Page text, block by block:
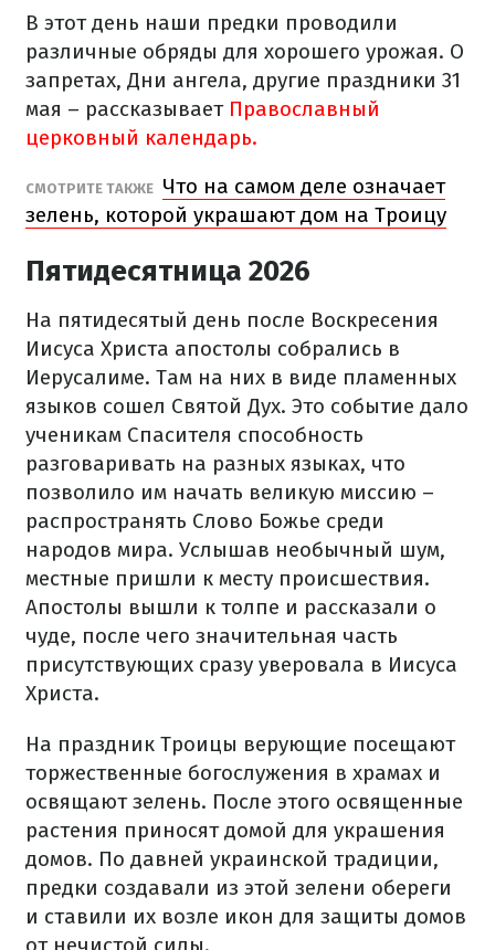
В этот день наши предки проводили
различные обряды для хорошего урожая. О
запретах, Дни ангела, другие праздники 31
мая – рассказывает Православный
церковный календарь.
СМОТРИТЕ ТАКЖЕ Что на самом деле означает
зелень, которой украшают дом на Троицу
Пятидесятница 2026
На пятидесятый день после Воскресения
Иисуса Христа апостолы собрались в
Иерусалиме. Там на них в виде пламенных
языков сошел Святой Дух. Это событие дало
ученикам Спасителя способность
разговаривать на разных языках, что
позволило им начать великую миссию –
распространять Слово Божье среди
народов мира. Услышав необычный шум,
местные пришли к месту происшествия.
Апостолы вышли к толпе и рассказали о
чуде, после чего значительная часть
присутствующих сразу уверовала в Иисуса
Христа.
На праздник Троицы верующие посещают
торжественные богослужения в храмах и
освящают зелень. После этого освященные
растения приносят домой для украшения
домов. По давней украинской традиции,
предки создавали из этой зелени обереги
и ставили их возле икон для защиты домов